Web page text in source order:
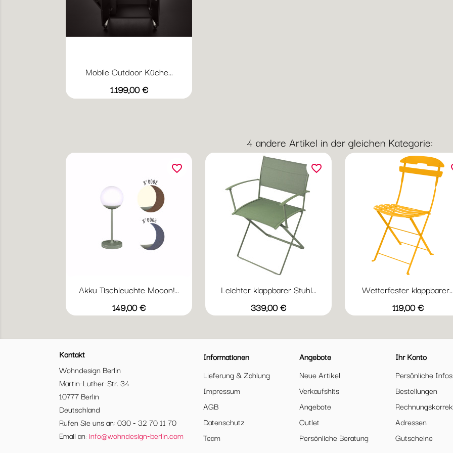
Mobile Outdoor Küche...
Preis
1.199,00 €
4 andere Artikel in der gleichen Kategorie:
Akku Tischleuchte Mooon!...
Preis
149,00 €
Vorschau
Acapulcoblau
Anthrazit
Honig
favorite_border
Leichter klappbarer Stuhl...
Preis
339,00 €
Vorschau
Acapulcoblau
Anthrazit
ChiliGewittergrau
favorite_border
Wetterfester klappbarer...
Preis
119,00 €
Vorschau
AbyssblauAcapulcoblau
Anthrazit
Chili
Kontakt
Wohndesign Berlin
Martin-Luther-Str. 34
10777 Berlin
Deutschland
Rufen Sie uns an: 030 - 32 70 11 70
Email an: info@wohndesign-berlin.com
Informationen
Lieferung & Zahlung
Impressum
AGB
Datenschutz
Team
Angebote
Neue Artikel
Verkaufshits
Angebote
Outlet
Persönliche Beratung
Ihr Konto
Persönliche Infos
Bestellungen
Adressen
Gutscheine